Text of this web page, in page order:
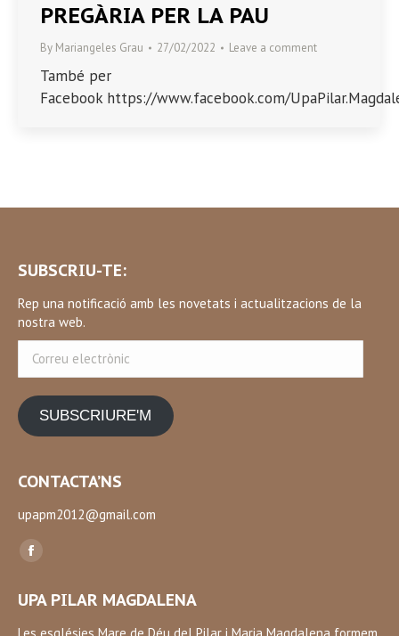
PREGÀRIA PER LA PAU
By Mariangeles Grau 27/02/2022 Leave a comment
També per
Facebook https://www.facebook.com/
SUBSCRIU-TE:
Rep una notificació amb les novetats i actualitzacions de la
nostra web.
electrònic
SUBSCRIURE'M
CONTACTA’NS
upapm2012@gmail.com
Find us on:
Facebook
opens
in
UPA PILAR MAGDALENA